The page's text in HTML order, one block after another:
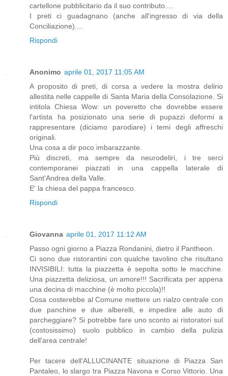
cartellone pubblicitario da il suo contributo....
I preti ci guadagnano (anche all'ingresso di via della
Conciliazione)....
Rispondi
Anonimo aprile 01, 2017 11:05 AM
A proposito di preti, di corsa a vedere la mostra delirio
allestita nelle cappelle di Santa Maria della Consolazione. Si
intitola Chiesa Wow: un poveretto che dovrebbe essere
l'artista ha posizionato una serie di pupazzi deformi a
rappresentare (diciamo parodiare) i temi degli affreschi
originali.
Una cosa a dir poco imbarazzante.
Più discreti, ma sempre da neurodeliri, i tre serci
contemporanei piazzati in una cappella laterale di
Sant'Andrea della Valle.
E' la chiesa del pappa francesco.
Rispondi
Giovanna aprile 01, 2017 11:12 AM
Passo ogni giorno a Piazza Rondanini, dietro il Pantheon.
Ci sono due ristorantini con qualche tavolino che risultano
INVISIBILI: tutta la piazzetta è sepolta sotto le macchine.
Una piazzetta deliziosa, un amore!!! Sacrificata per appena
una decina di macchine (è molto piccola)!!
Cosa costerebbe al Comune mettere un rialzo centrale con
due panchine e due alberelli, e impedire alle auto di
parcheggiare? Si potrebbe fare uno sconto ai ristoratori sul
(costosissimo) suolo pubblico in cambio della pulizia
dell'area centrale!
Per tacere dell'ALLUCINANTE situazione di Piazza San
Pantaleo, lo slargo tra Piazza Navona e Corso Vittorio. Una